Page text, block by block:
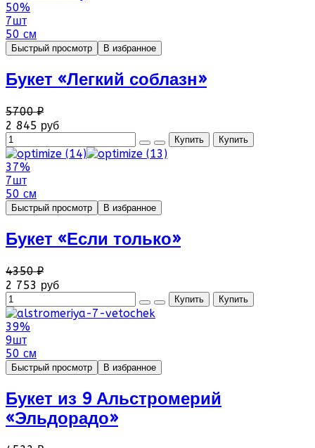
50%
7шт
50 см
Быстрый просмотр В избранное
Букет «Легкий соблазн»
5700 ₽
2 845 руб
37%
7шт
50 см
Быстрый просмотр В избранное
Букет «Если только»
4350 ₽
2 753 руб
39%
9шт
50 см
Быстрый просмотр В избранное
Букет из 9 Альстромерий
«Эльдорадо»